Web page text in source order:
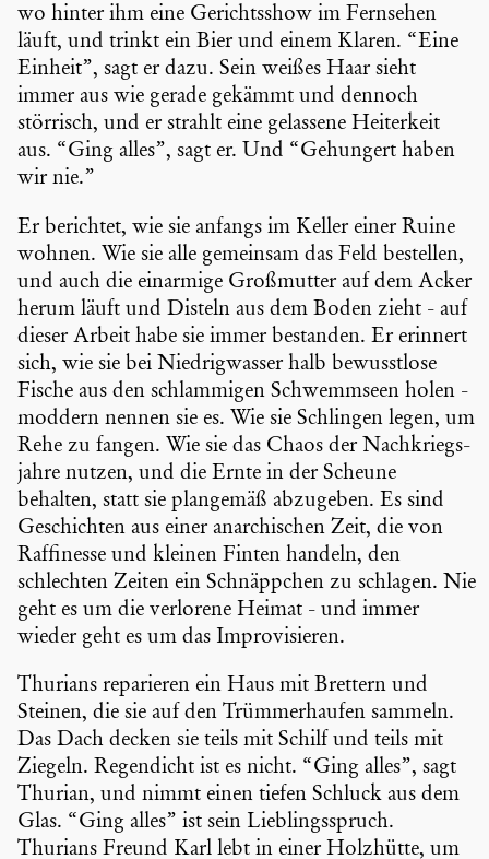
wo hinter ihm eine Gerichts­show im Fernsehen
läuft, und trinkt ein Bier und einem Klaren. “Eine
Einheit”, sagt er dazu. Sein weißes Haar sieht
immer aus wie gerade gekämmt und dennoch
störrisch, und er strahlt eine gelassene Heiter­keit
aus. “Ging alles”, sagt er. Und “Gehungert haben
wir nie.”
Er berichtet, wie sie anfangs im Keller einer Ruine
wohnen. Wie sie alle gemeinsam das Feld bestellen,
und auch die einarmige Großmutter auf dem Acker
herum läuft und Disteln aus dem Boden zieht - auf
dieser Arbeit habe sie immer bestanden. Er erinnert
sich, wie sie bei Niedrig­wasser halb bewusst­lose
Fische aus den schlam­migen Schwemm­seen holen -
moddern nennen sie es. Wie sie Schlingen legen, um
Rehe zu fangen. Wie sie das Chaos der Nachkriegs­
jahre nutzen, und die Ernte in der Scheune
behalten, statt sie plangemäß abzugeben. Es sind
Geschichten aus einer anarchi­schen Zeit, die von
Raffi­nesse und kleinen Finten handeln, den
schlechten Zeiten ein Schnäpp­chen zu schlagen. Nie
geht es um die verlorene Heimat - und immer
wieder geht es um das Impro­vi­sieren.
Thurians reparieren ein Haus mit Brettern und
Steinen, die sie auf den Trümmer­haufen sammeln.
Das Dach decken sie teils mit Schilf und teils mit
Ziegeln. Regen­dicht ist es nicht. “Ging alles”, sagt
Thurian, und nimmt einen tiefen Schluck aus dem
Glas. “Ging alles” ist sein Lieblings­spruch.
Thurians Freund Karl lebt in einer Holzhütte, um